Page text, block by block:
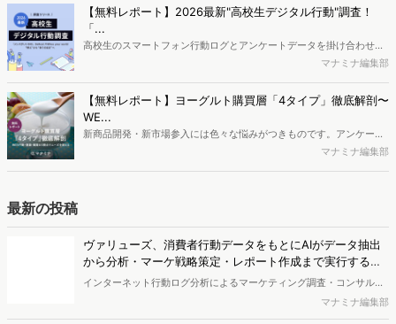
か、また、要因を理解した上で、成果に確実につながるコンテンツを
制作するにはどうするべきなのでしょうか。本レポートはこのような
疑問をお抱えのSEO・Webマーケティングご担当者様におすすめの内
容となっています。※本レポートは記事のフォームから無料でダウン
【無料レポート】2026最新"高校生デジタル行動"調査！
「...
高校生のスマートフォン行動ログとアンケートデータを掛け合わせ、
最新の若年層（高校生）におけるデジタル行動実態やSNSの利用傾向
ち、スマートフォンを取り巻く環境が成熟するなか、新興SNSの台頭
により高校生のデジタルライフスタイルは新たな変化を見せていま
す。※資料は記事内の入力フォームより、ダウンロードいただけま
マナミナ編集部
【無料レポート】ヨーグルト購買層「4タイプ」徹底解剖〜
WE...
新商品開発・新市場参入には色々な悩みがつきものです。アンケート
調査を実施しても、購買実態が不透明、新商品の受容性も判断しきれ
ポートとなっています。※本レポートは記事のフォームから無料でダ
ウンロードできます。
マナミナ編集部
最新の投稿
ヴァリューズ、消費者行動データをもとにAIがデータ抽出
から分析・マーケ戦略策定・レポート作成まで実行する
「Dockpit AIエージェント」を提供開始
インターネット行動ログ分析によるマーケティング調査・コンサルテ
ィングサービスを提供する株式会社ヴァリューズは、国内最大規模
250万人のWeb行動ログデータを基盤としたマーケティングリサーチ
マナミナ編集部